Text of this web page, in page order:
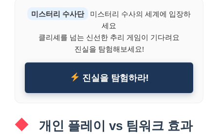
미스터리 수사단
미스터리 수사의 세계에 입장하
세요
클리셰를 넘는 신선한 추리 게임이 기다려요
진실을 탐험해보세요!
진실을 탐험하라!
개인 플레이 vs 팀워크 효과